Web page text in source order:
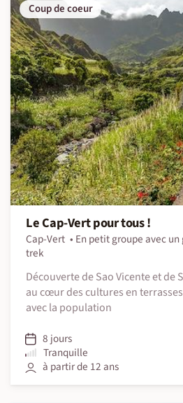
Coup de coeur
Le Cap-Vert pour tous !
Cap-Vert En petit groupe avec un
trek
Découverte de Sao Vicente et de
au cœur des cultures en
avec la population
8 jours
Tranquille
à partir de 12 ans